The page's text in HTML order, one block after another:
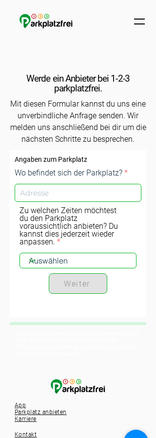
Werde ein Anbieter bei 1-2-3
parkplatzfrei.
Mit diesen Formular kannst du uns eine
unverbindliche Anfrage senden. Wir
melden uns anschließend bei dir um die
nächsten Schritte zu besprechen.
Angaben zum Parkplatz
Wo befindet sich der Parkplatz?
Zu welchen Zeiten möchtest
du den Parkplatz
voraussichtlich anbieten? Du
kannst dies jederzeit wieder
anpassen.
Weiter
App
Parkplatz anbieten
Karriere
Kontakt